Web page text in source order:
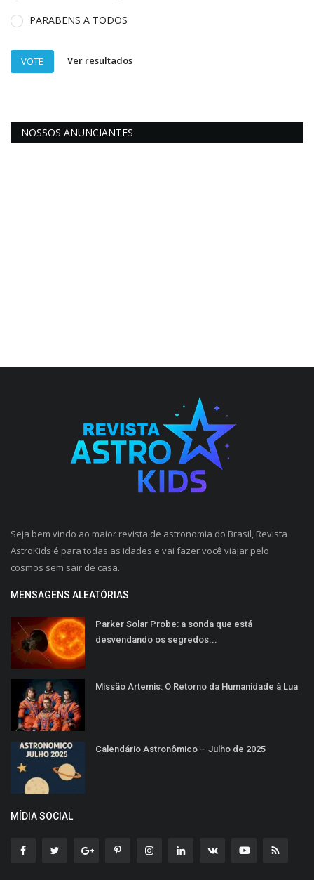
PARABENS A TODOS
VOTE Ver resultados
NOSSOS ANUNCIANTES
Seja bem vindo ao maior revista de astronomia do Brasil, Revista
AstroKids é para todas as idades e vai fazer você viajar pelo
cosmos sem sair de casa.
MENSAGENS ALEATÓRIAS
Parker Solar Probe: a sonda que está
desvendando os segredos...
Missão Artemis: O Retorno da Humanidade à Lua
Calendário Astronômico – Julho de 2025
MÍDIA SOCIAL